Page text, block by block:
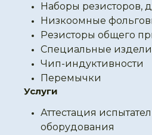
Наборы резисторов,
Низкоомные
Резисторы общего
Специальные
Чип-индуктивности
Перемычки
Услуги
Аттестация
оборудования